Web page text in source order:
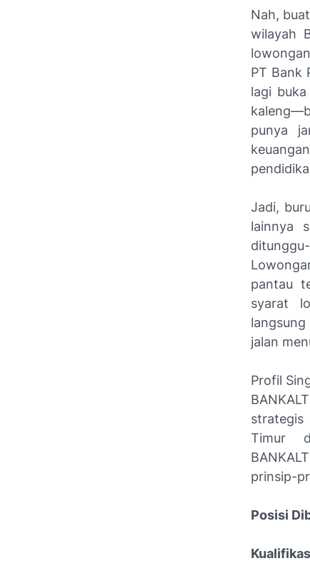
Nah,
wilayah
PT Bank
lagi
punya
Jadi,
lainnya
pantau
syarat
jalan
Profil
strategis
Timur
prinsip-
Posisi